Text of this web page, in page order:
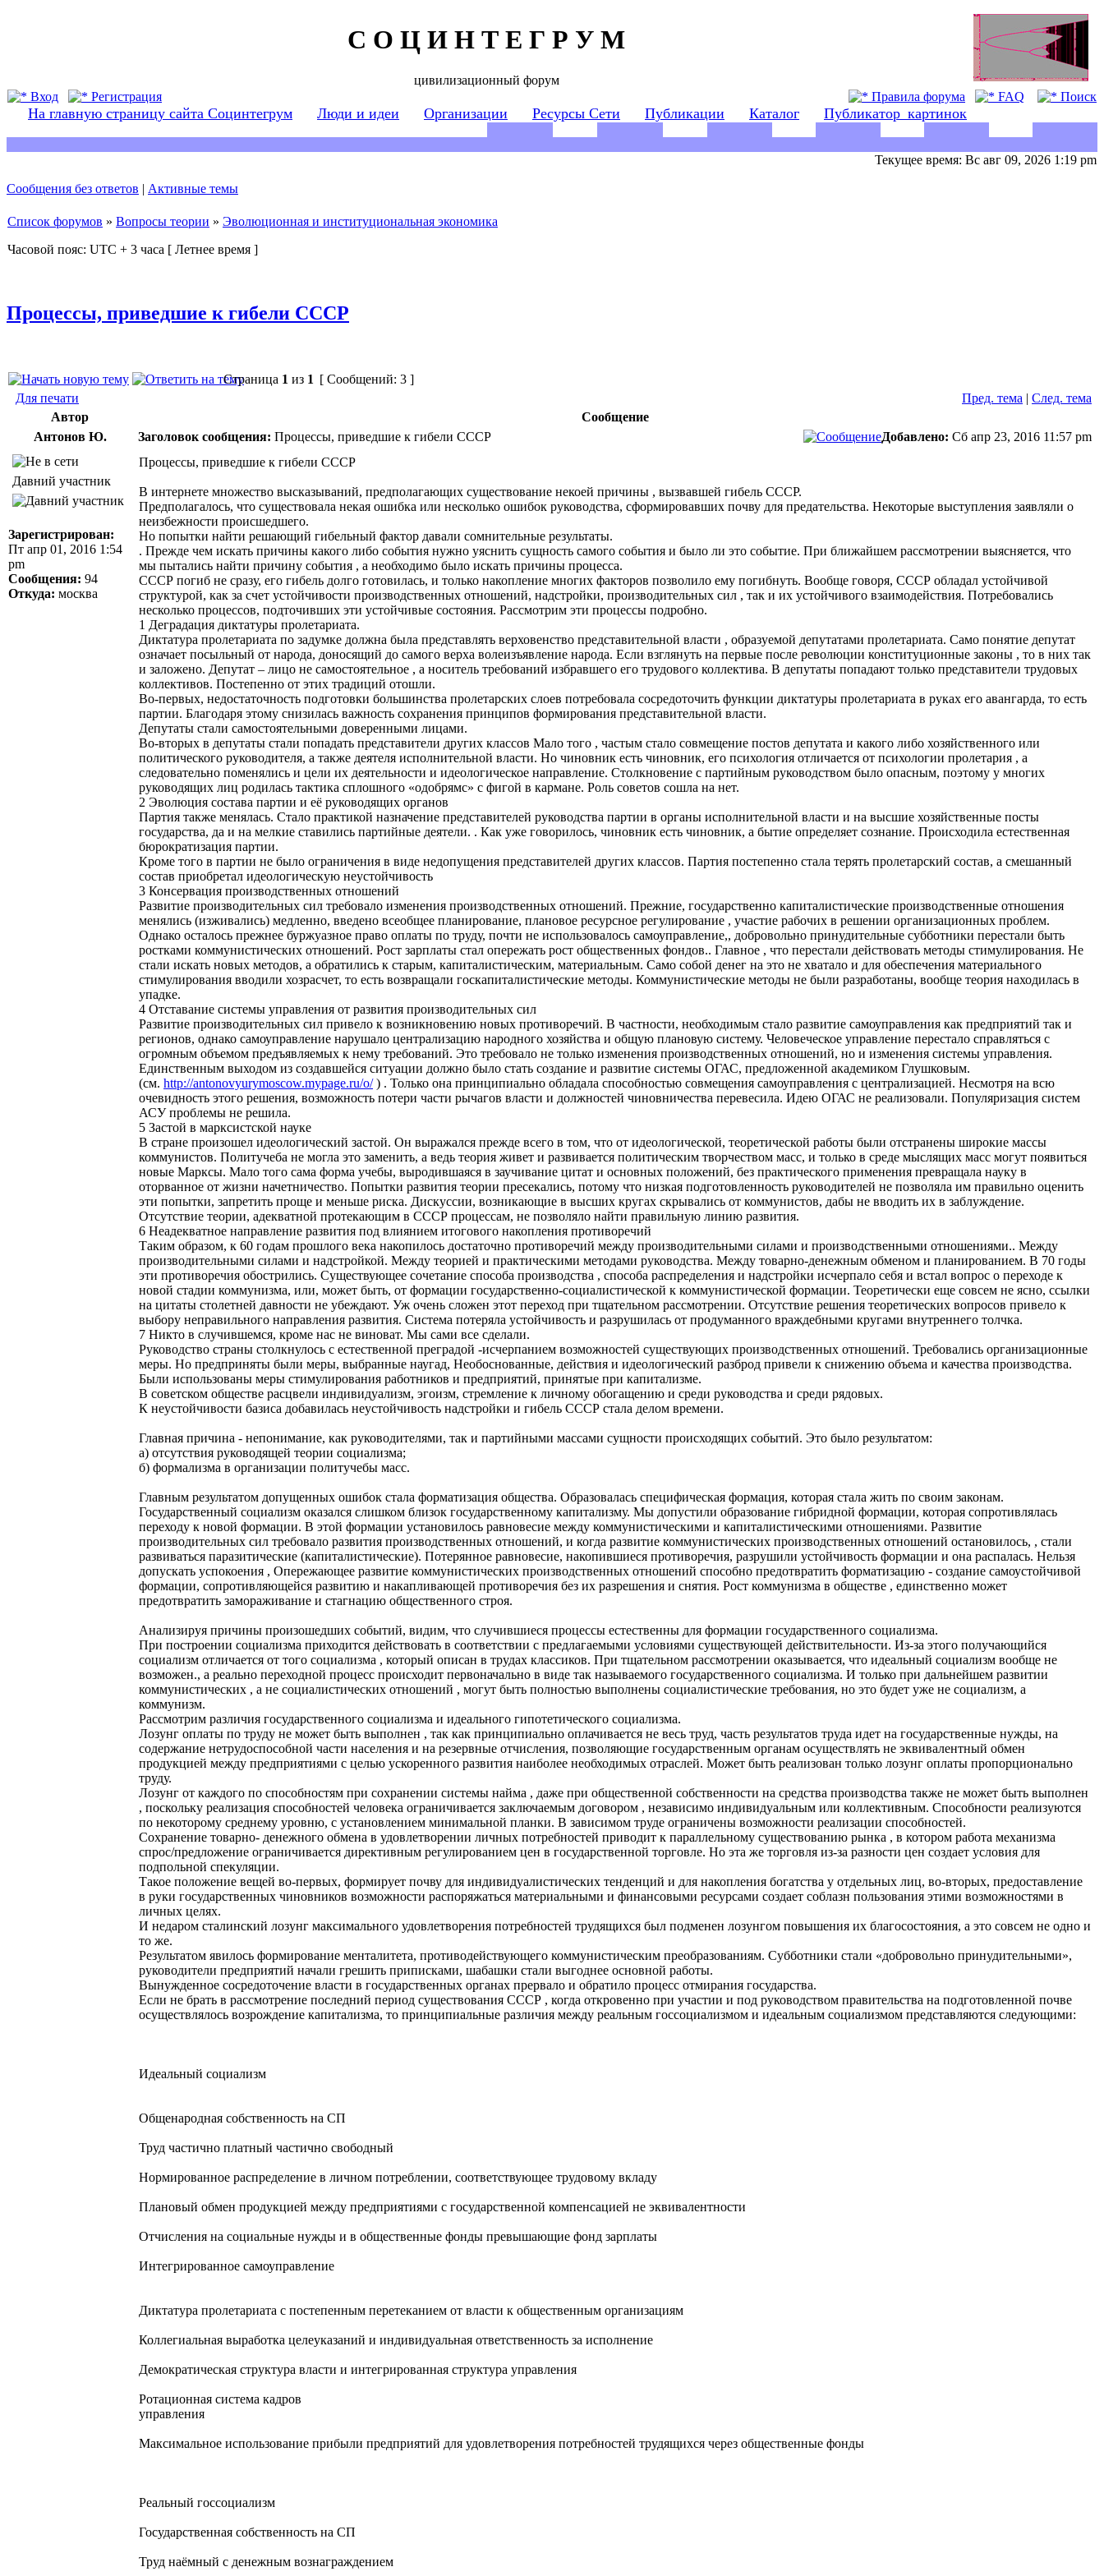
С О Ц И Н Т Е Г Р У М
цивилизационный форум
Вход
Регистрация Правила форума FAQ Поиск
На главную страницу сайта Социнтегрум Люди и идеи Организации Ресурсы Сети Публикации Каталог Публикатор_картинок
Текущее время: Вс авг 09, 2026 1:19 pm
Сообщения без ответов | Активные темы
Список форумов » Вопросы теории » Эволюционная и институциональная экономика
Часовой пояс: UTC + 3 часа [ Летнее время ]
Процессы, приведшие к гибели СССР
Страница 1 из 1 [ Сообщений: 3 ]
Для печати
Пред. тема | След. тема
Автор
Сообщение
Антонов Ю.
Заголовок сообщения: Процессы, приведшие к гибели СССР Добавлено: Сб апр 23, 2016 11:57 pm
Давний участник
Зарегистрирован:
Пт апр 01, 2016 1:54
pm
Сообщения: 94
Откуда: москва
Процессы, приведшие к гибели СССР
В интернете множество высказываний, предполагающих существование некоей причины , вызвавшей гибель СССР.
Предполагалось, что существовала некая ошибка или несколько ошибок руководства, сформировавших почву для предательства. Некоторые выступления заявляли о
неизбежности происшедшего.
Но попытки найти решающий гибельный фактор давали сомнительные результаты.
. Прежде чем искать причины какого либо события нужно уяснить сущность самого события и было ли это событие. При ближайшем рассмотрении выясняется, что
мы пытались найти причину события , а необходимо было искать причины процесса.
СССР погиб не сразу, его гибель долго готовилась, и только накопление многих факторов позволило ему погибнуть. Вообще говоря, СССР обладал устойчивой
структурой, как за счет устойчивости производственных отношений, надстройки, производительных сил , так и их устойчивого взаимодействия. Потребовались
несколько процессов, подточивших эти устойчивые состояния. Рассмотрим эти процессы подробно.
1 Деградация диктатуры пролетариата.
Диктатура пролетариата по задумке должна была представлять верховенство представительной власти , образуемой депутатами пролетариата. Само понятие депутат
означает посыльный от народа, доносящий до самого верха волеизъявление народа. Если взглянуть на первые после революции конституционные законы , то в них так
и заложено. Депутат – лицо не самостоятельное , а носитель требований избравшего его трудового коллектива. В депутаты попадают только представители трудовых
коллективов. Постепенно от этих традиций отошли.
Во-первых, недостаточность подготовки большинства пролетарских слоев потребовала сосредоточить функции диктатуры пролетариата в руках его авангарда, то есть
партии. Благодаря этому снизилась важность сохранения принципов формирования представительной власти.
Депутаты стали самостоятельными доверенными лицами.
Во-вторых в депутаты стали попадать представители других классов Мало того , частым стало совмещение постов депутата и какого либо хозяйственного или
политического руководителя, а также деятеля исполнительной власти. Но чиновник есть чиновник, его психология отличается от психологии пролетария , а
следовательно поменялись и цели их деятельности и идеологическое направление. Столкновение с партийным руководством было опасным, поэтому у многих
руководящих лиц родилась тактика сплошного «одобрямс» с фигой в кармане. Роль советов сошла на нет.
2 Эволюция состава партии и её руководящих органов
Партия также менялась. Стало практикой назначение представителей руководства партии в органы исполнительной власти и на высшие хозяйственные посты
государства, да и на мелкие ставились партийные деятели. . Как уже говорилось, чиновник есть чиновник, а бытие определяет сознание. Происходила естественная
бюрократизация партии.
Кроме того в партии не было ограничения в виде недопущения представителей других классов. Партия постепенно стала терять пролетарский состав, а смешанный
состав приобретал идеологическую неустойчивость
3 Консервация производственных отношений
Развитие производительных сил требовало изменения производственных отношений. Прежние, государственно капиталистические производственные отношения
менялись (изживались) медленно, введено всеобщее планирование, плановое ресурсное регулирование , участие рабочих в решении организационных проблем.
Однако осталось прежнее буржуазное право оплаты по труду, почти не использовалось самоуправление,, добровольно принудительные субботники перестали быть
ростками коммунистических отношений. Рост зарплаты стал опережать рост общественных фондов.. Главное , что перестали действовать методы стимулирования. Не
стали искать новых методов, а обратились к старым, капиталистическим, материальным. Само собой денег на это не хватало и для обеспечения материального
стимулирования вводили хозрасчет, то есть возвращали госкапиталистические методы. Коммунистические методы не были разработаны, вообще теория находилась в
упадке.
4 Отставание системы управления от развития производительных сил
Развитие производительных сил привело к возникновению новых противоречий. В частности, необходимым стало развитие самоуправления как предприятий так и
регионов, однако самоуправление нарушало централизацию народного хозяйства и общую плановую систему. Человеческое управление перестало справляться с
огромным объемом предъявляемых к нему требований. Это требовало не только изменения производственных отношений, но и изменения системы управления.
Единственным выходом из создавшейся ситуации должно было стать создание и развитие системы ОГАС, предложенной академиком Глушковым.
(см. http://antonovyurymoscow.mypage.ru/o/) . Только она принципиально обладала способностью совмещения самоуправления с централизацией. Несмотря на всю
очевидность этого решения, возможность потери части рычагов власти и должностей чиновничества перевесила. Идею ОГАС не реализовали. Популяризация систем
АСУ проблемы не решила.
5 Застой в марксистской науке
В стране произошел идеологический застой. Он выражался прежде всего в том, что от идеологической, теоретической работы были отстранены широкие массы
коммунистов. Политучеба не могла это заменить, а ведь теория живет и развивается политическим творчеством масс, и только в среде мыслящих масс могут появиться
новые Марксы. Мало того сама форма учебы, выродившаяся в заучивание цитат и основных положений, без практического применения превращала науку в
оторванное от жизни начетничество. Попытки развития теории пресекались, потому что низкая подготовленность руководителей не позволяла им правильно оценить
эти попытки, запретить проще и меньше риска. Дискуссии, возникающие в высших кругах скрывались от коммунистов, дабы не вводить их в заблуждение.
Отсутствие теории, адекватной протекающим в СССР процессам, не позволяло найти правильную линию развития.
6 Неадекватное направление развития под влиянием итогового накопления противоречий
Таким образом, к 60 годам прошлого века накопилось достаточно противоречий между производительными силами и производственными отношениями.. Между
производительными силами и надстройкой. Между теорией и практическими методами руководства. Между товарно-денежным обменом и планированием. В 70 годы
эти противоречия обострились. Существующее сочетание способа производства , способа распределения и надстройки исчерпало себя и встал вопрос о переходе к
новой стадии коммунизма, или, может быть, от формации государственно-социалистической к коммунистической формации. Теоретически еще совсем не ясно, ссылки
на цитаты столетней давности не убеждают. Уж очень сложен этот переход при тщательном рассмотрении. Отсутствие решения теоретических вопросов привело к
выбору неправильного направления развития. Система потеряла устойчивость и разрушилась от продуманного враждебными кругами внутреннего толчка.
7 Никто в случившемся, кроме нас не виноват. Мы сами все сделали.
Руководство страны столкнулось с естественной преградой -исчерпанием возможностей существующих производственных отношений. Требовались организационные
меры. Но предприняты были меры, выбранные наугад, Необоснованные, действия и идеологический разброд привели к снижению объема и качества производства.
Были использованы меры стимулирования работников и предприятий, принятые при капитализме.
В советском обществе расцвели индивидуализм, эгоизм, стремление к личному обогащению и среди руководства и среди рядовых.
К неустойчивости базиса добавилась неустойчивость надстройки и гибель СССР стала делом времени.
Главная причина - непонимание, как руководителями, так и партийными массами сущности происходящих событий. Это было результатом:
а) отсутствия руководящей теории социализма;
б) формализма в организации политучебы масс.
Главным результатом допущенных ошибок стала форматизация общества. Образовалась специфическая формация, которая стала жить по своим законам.
Государственный социализм оказался слишком близок государственному капитализму. Мы допустили образование гибридной формации, которая сопротивлялась
переходу к новой формации. В этой формации установилось равновесие между коммунистическими и капиталистическими отношениями. Развитие
производительных сил требовало развития производственных отношений, и когда развитие коммунистических производственных отношений остановилось, , стали
развиваться паразитические (капиталистические). Потерянное равновесие, накопившиеся противоречия, разрушили устойчивость формации и она распалась. Нельзя
допускать успокоения , Опережающее развитие коммунистических производственных отношений способно предотвратить форматизацию - создание самоустойчивой
формации, сопротивляющейся развитию и накапливающей противоречия без их разрешения и снятия. Рост коммунизма в обществе , единственно может
предотвратить замораживание и стагнацию общественного строя.
Анализируя причины произошедших событий, видим, что случившиеся процессы естественны для формации государственного социализма.
При построении социализма приходится действовать в соответствии с предлагаемыми условиями существующей действительности. Из-за этого получающийся
социализм отличается от того социализма , который описан в трудах классиков. При тщательном рассмотрении оказывается, что идеальный социализм вообще не
возможен., а реально переходной процесс происходит первоначально в виде так называемого государственного социализма. И только при дальнейшем развитии
коммунистических , а не социалистических отношений , могут быть полностью выполнены социалистические требования, но это будет уже не социализм, а
коммунизм.
Рассмотрим различия государственного социализма и идеального гипотетического социализма.
Лозунг оплаты по труду не может быть выполнен , так как принципиально оплачивается не весь труд, часть результатов труда идет на государственные нужды, на
содержание нетрудоспособной части населения и на резервные отчисления, позволяющие государственным органам осуществлять не эквивалентный обмен
продукцией между предприятиями с целью ускоренного развития наиболее необходимых отраслей. Может быть реализован только лозунг оплаты пропорционально
труду.
Лозунг от каждого по способностям при сохранении системы найма , даже при общественной собственности на средства производства также не может быть выполнен
, поскольку реализация способностей человека ограничивается заключаемым договором , независимо индивидуальным или коллективным. Способности реализуются
по некоторому среднему уровню, с установлением минимальной планки. В зависимом труде ограничены возможности реализации способностей.
Сохранение товарно- денежного обмена в удовлетворении личных потребностей приводит к параллельному существованию рынка , в котором работа механизма
спрос/предложение ограничивается директивным регулированием цен в государственной торговле. Но эта же торговля из-за разности цен создает условия для
подпольной спекуляции.
Такое положение вещей во-первых, формирует почву для индивидуалистических тенденций и для накопления богатства у отдельных лиц, во-вторых, предоставление
в руки государственных чиновников возможности распоряжаться материальными и финансовыми ресурсами создает соблазн пользования этими возможностями в
личных целях.
И недаром сталинский лозунг максимального удовлетворения потребностей трудящихся был подменен лозунгом повышения их благосостояния, а это совсем не одно и
то же.
Результатом явилось формирование менталитета, противодействующего коммунистическим преобразованиям. Субботники стали «добровольно принудительными»,
руководители предприятий начали грешить приписками, шабашки стали выгоднее основной работы.
Вынужденное сосредоточение власти в государственных органах прервало и обратило процесс отмирания государства.
Если не брать в рассмотрение последний период существования СССР , когда откровенно при участии и под руководством правительства на подготовленной почве
осуществлялось возрождение капитализма, то принципиальные различия между реальным госсоциализмом и идеальным социализмом представляются следующими:
Идеальный социализм
Общенародная собственность на СП
Труд частично платный частично свободный
Нормированное распределение в личном потреблении, соответствующее трудовому вкладу
Плановый обмен продукцией между предприятиями с государственной компенсацией не эквивалентности
Отчисления на социальные нужды и в общественные фонды превышающие фонд зарплаты
Интегрированное самоуправление
Диктатура пролетариата с постепенным перетеканием от власти к общественным организациям
Коллегиальная выработка целеуказаний и индивидуальная ответственность за исполнение
Демократическая структура власти и интегрированная структура управления
Ротационная система кадров
управления
Максимальное использование прибыли предприятий для удовлетворения потребностей трудящихся через общественные фонды
Реальный госсоциализм
Государственная собственность на СП
Труд наёмный с денежным вознаграждением